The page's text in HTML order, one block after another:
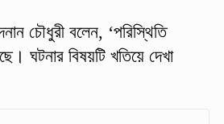
চৌধুরী বলেন, ‘পরিস্থিতি
ঘটনার বিষয়টি খতিয়ে দেখা